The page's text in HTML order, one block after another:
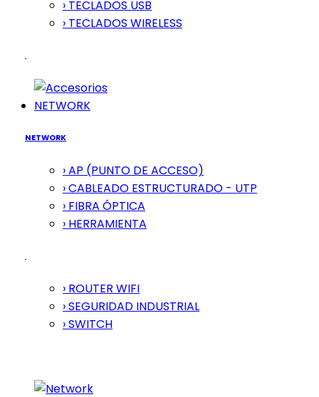
› TECLADOS USB
› TECLADOS WIRELESS
NETWORK
NETWORK
› AP (PUNTO DE ACCESO)
› CABLEADO ESTRUCTURADO - UTP
› FIBRA ÓPTICA
› HERRAMIENTA
› ROUTER WIFI
› SEGURIDAD INDUSTRIAL
› SWITCH